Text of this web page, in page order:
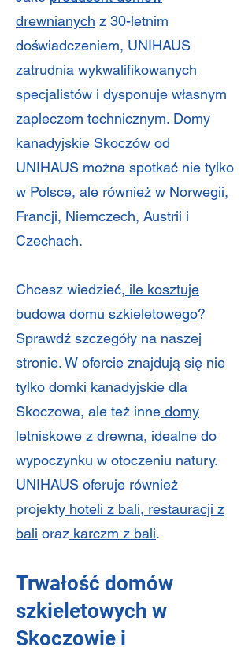
drewnianych z 30-letnim
doświadczeniem, UNIHAUS
zatrudnia wykwalifikowanych
specjalistów i dysponuje własnym
zapleczem technicznym. Domy
kanadyjskie Skoczów od
UNIHAUS można spotkać nie tylko
w Polsce, ale również w Norwegii,
Francji, Niemczech, Austrii i
Czechach.
Chcesz wiedzieć, ile kosztuje
budowa domu szkieletowego?
Sprawdź szczegóły na naszej
stronie. W ofercie znajdują się nie
tylko domki kanadyjskie dla
Skoczowa, ale też inne domy
letniskowe z drewna, idealne do
wypoczynku w otoczeniu natury.
UNIHAUS oferuje również
projekty hoteli z bali, restauracji z
bali oraz karczm z bali.
Trwałość domów
szkieletowych w
Skoczowie i